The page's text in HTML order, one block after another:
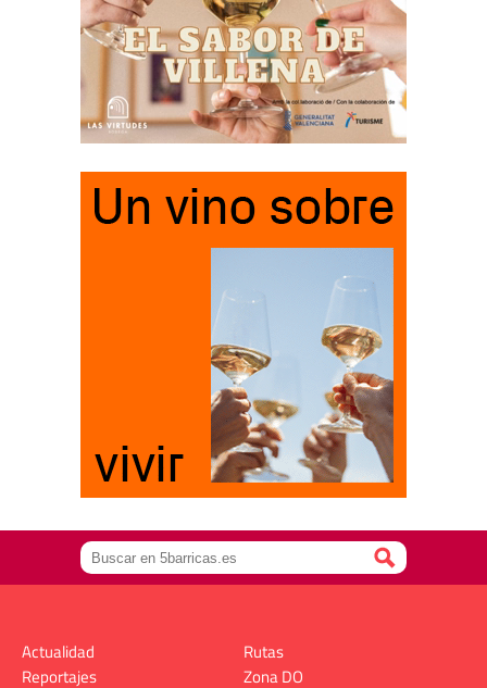
Actualidad
Reportajes
Rutas
Zona DO